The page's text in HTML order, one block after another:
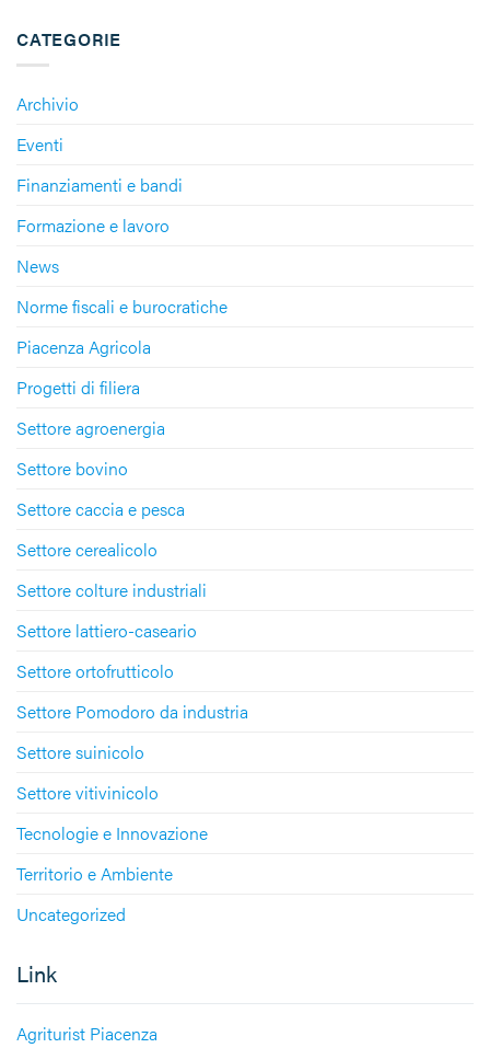
CATEGORIE
Archivio
Eventi
Finanziamenti e bandi
Formazione e lavoro
News
Norme fiscali e burocratiche
Piacenza Agricola
Progetti di filiera
Settore agroenergia
Settore bovino
Settore caccia e pesca
Settore cerealicolo
Settore colture industriali
Settore lattiero-caseario
Settore ortofrutticolo
Settore Pomodoro da industria
Settore suinicolo
Settore vitivinicolo
Tecnologie e Innovazione
Territorio e Ambiente
Uncategorized
Link
Agriturist Piacenza